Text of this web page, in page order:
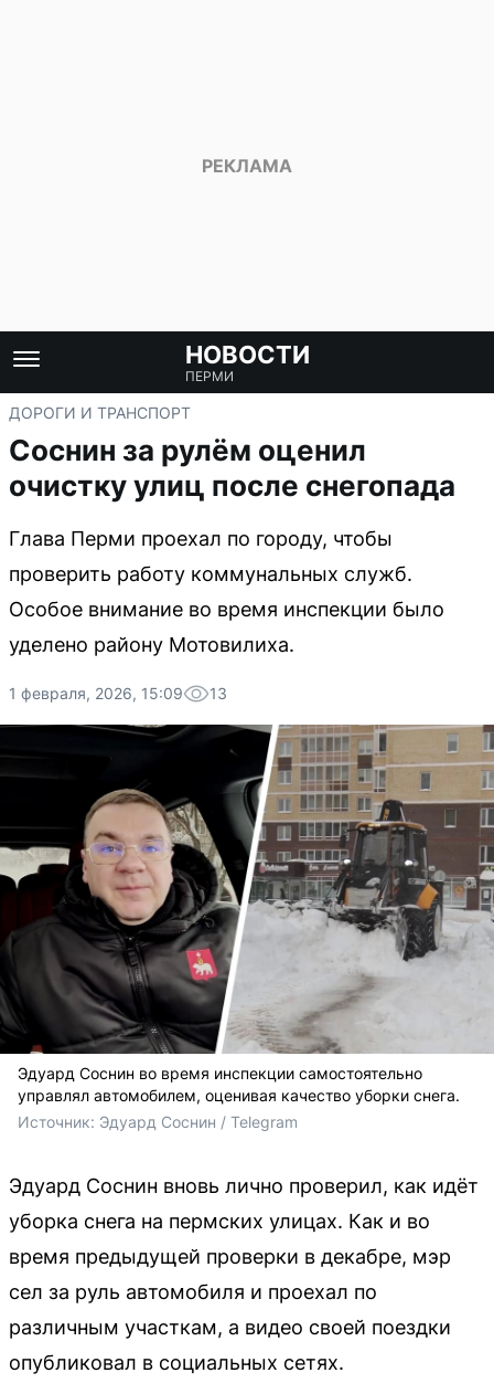
НОВОСТИ
ПЕРМИ
ДОРОГИ И ТРАНСПОРТ
Соснин за рулём оценил
очистку улиц после снегопада
Глава Перми проехал по городу, чтобы
проверить работу коммунальных служб.
Особое внимание во время инспекции было
уделено району Мотовилиха.
1 февраля, 2026, 15:09 13
Эдуард Соснин во время инспекции самостоятельно
управлял автомобилем, оценивая качество уборки снега.
Источник: Эдуард Соснин / Telegram
Эдуард Соснин вновь лично проверил, как идёт
уборка снега на пермских улицах. Как и во
время предыдущей проверки в декабре, мэр
сел за руль автомобиля и проехал по
различным участкам, а видео своей поездки
опубликовал в социальных сетях.